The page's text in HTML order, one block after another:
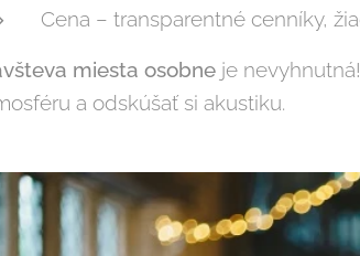
Cena – transparentné cenníky,
miesta osobne je
a odskúšať si akustiku.